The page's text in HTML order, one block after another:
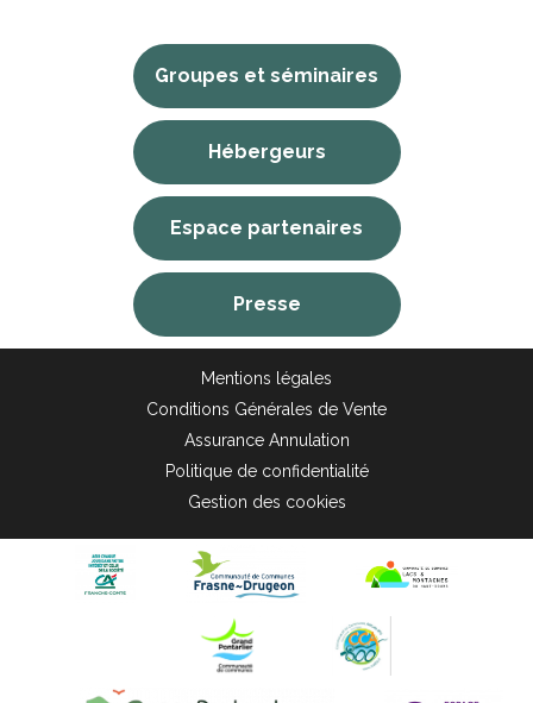
Groupes et séminaires
Hébergeurs
Espace partenaires
Presse
Mentions légales
Conditions Générales de Vente
Assurance Annulation
Politique de confidentialité
Gestion des cookies